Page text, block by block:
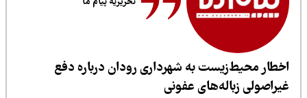
محیط‌زیست به شهرداری رودان درباره دفع
زباله‌های عفونی